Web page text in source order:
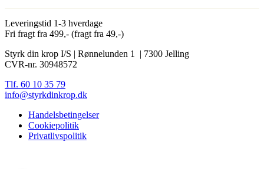
Leveringstid 1-3 hverdage
Fri fragt fra 499,- (fragt fra 49,-)
Styrk din krop I/S | Rønnelunden 1 | 7300 Jelling
CVR-nr. 30948572
Tlf. 60 10 35 79
info@styrkdinkrop.dk
Handelsbetingelser
Cookiepolitik
Privatlivspolitik